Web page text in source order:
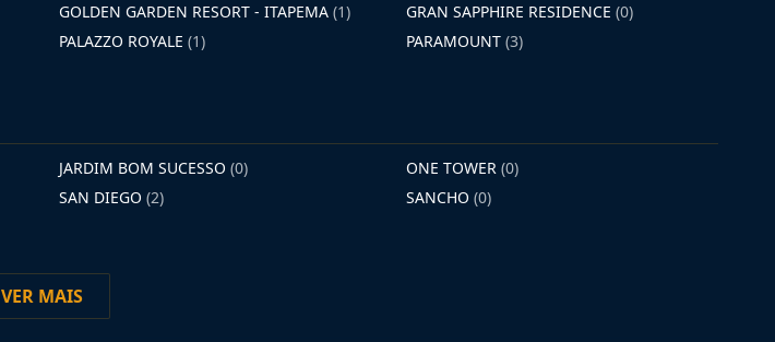
GOLDEN GARDEN RESORT - ITAPEMA (1) GRAN SAPPHIRE RESIDENCE (0)
PALAZZO ROYALE (1) PARAMOUNT (3)
JARDIM BOM SUCESSO (0) ONE TOWER (0)
SAN DIEGO (2) SANCHO (0)
VER MAIS